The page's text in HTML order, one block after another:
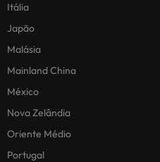
Itália
Japão
Malásia
Mainland China
México
Nova Zelândia
Oriente Médio
Portugal